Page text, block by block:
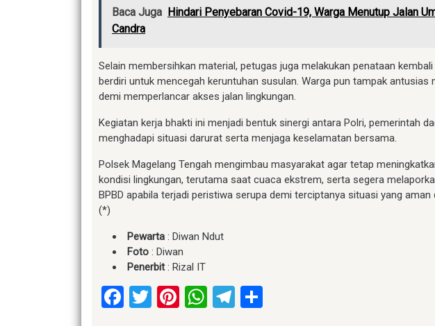
Baca Juga Hindari Penyebaran Covid-19, Warga Menutup Jalan
Candra
Selain membersihkan material, petugas juga melakukan penataan
berdiri untuk mencegah keruntuhan susulan. Warga pun tampak
demi memperlancar akses jalan lingkungan.
Kegiatan kerja bhakti ini menjadi bentuk sinergi antara Polri, pemerintah
menghadapi situasi darurat serta menjaga keselamatan bersama.
Polsek Magelang Tengah mengimbau masyarakat agar tetap
kondisi lingkungan, terutama saat cuaca ekstrem, serta segera
BPBD apabila terjadi peristiwa serupa demi terciptanya situasi yang aman
(*)
Pewarta : Diwan Ndut
Foto : Diwan
Penerbit: Rizal IT
Facebook
Twitter
Pinterest
WhatsApp
Telegram